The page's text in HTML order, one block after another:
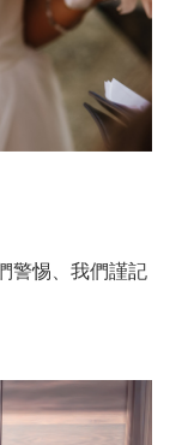
警惕、我們謹記